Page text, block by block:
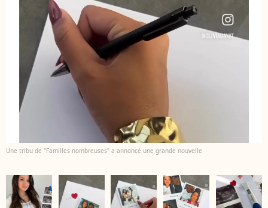
Une tribu de "Familles nombreuses" a annoncé une grande nouvelle